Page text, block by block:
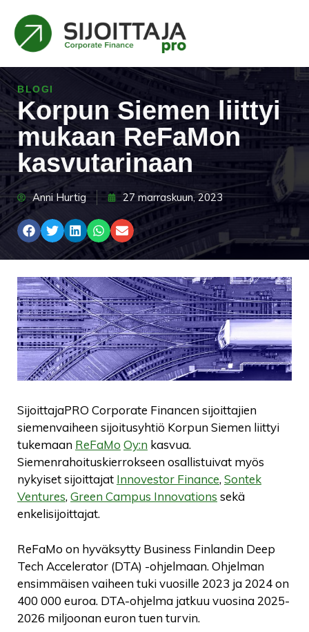
BLOGI
Korpun Siemen liittyi
mukaan ReFaMon
kasvutarinaan
Anni Hurtig 27 marraskuun, 2023
SijoittajaPRO Corporate Financen sijoittajien
siemenvaiheen sijoitusyhtiö Korpun Siemen liittyi
tukemaan ReFaMo Oy:n kasvua.
Siemenrahoituskierrokseen osallistuivat myös
nykyiset sijoittajat Innovestor Finance, Sontek
Ventures, Green Campus Innovations sekä
enkelisijoittajat.
ReFaMo on hyväksytty Business Finlandin Deep
Tech Accelerator (DTA) -ohjelmaan. Ohjelman
ensimmäisen vaiheen tuki vuosille 2023 ja 2024 on
400 000 euroa. DTA-ohjelma jatkuu vuosina 2025-
2026 miljoonan euron tuen turvin.